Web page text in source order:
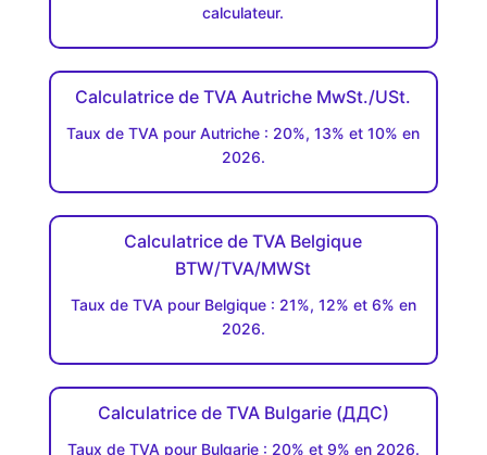
calculateur.
Calculatrice de TVA Autriche MwSt./USt.
Taux de TVA pour Autriche : 20%, 13% et 10% en
2026.
Calculatrice de TVA Belgique
BTW/TVA/MWSt
Taux de TVA pour Belgique : 21%, 12% et 6% en
2026.
Calculatrice de TVA Bulgarie (ДДC)
Taux de TVA pour Bulgarie : 20% et 9% en 2026.